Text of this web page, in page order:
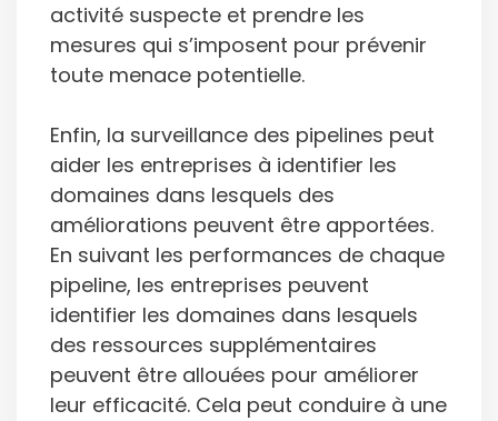
activité suspecte et prendre les
mesures qui s’imposent pour prévenir
toute menace potentielle.
Enfin, la surveillance des pipelines peut
aider les entreprises à identifier les
domaines dans lesquels des
améliorations peuvent être apportées.
En suivant les performances de chaque
pipeline, les entreprises peuvent
identifier les domaines dans lesquels
des ressources supplémentaires
peuvent être allouées pour améliorer
leur efficacité. Cela peut conduire à une